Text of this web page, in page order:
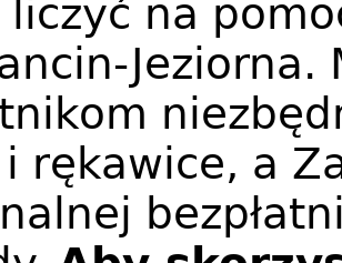
liczyć na
rękawice, a